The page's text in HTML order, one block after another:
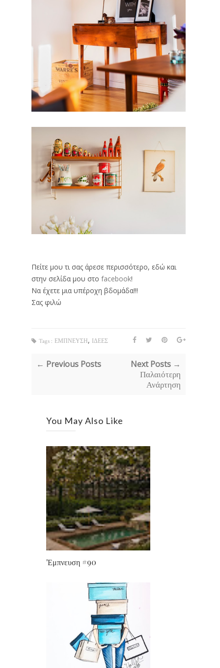
Πείτε μου τι σας άρεσε περισσότερο, εδώ και
στην σελίδα μου στο facebook!
Να έχετε μια υπέροχη βδομάδα!!!
Σας φιλώ
Tags : ΕΜΠΝΕΥΣΗ, ΙΔΕΕΣ
← Previous Posts Next Posts →
Παλαιότερη
Ανάρτηση
You May Also Like
'Εμπνευση #90